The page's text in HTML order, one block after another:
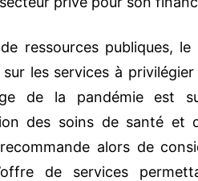
ressources publiques,
les services à
de la pandémie est
des soins de santé et
recommande alors de
de services